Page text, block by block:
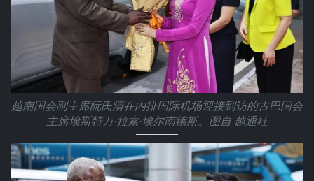
越南国会副主席阮氏清在内排国际机场迎接到访的古巴国会
主席埃斯特万·拉索·埃尔南德斯。图自 越通社